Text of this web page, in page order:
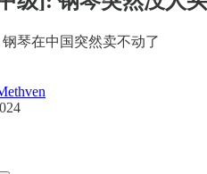
钢琴在中国突然卖不动了